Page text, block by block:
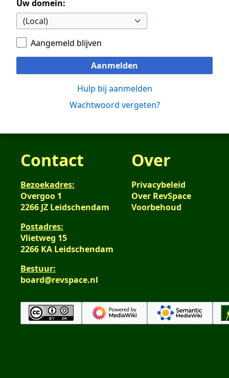
Uw domein:
Aangemeld blijven
Aanmelden
Hulp bij aanmelden
Wachtwoord vergeten?
Contact
Bezoekadres:
Overgoo 1
2266 JZ Leidschendam
Postadres:
Vlietweg 15
2266 KA Leidschendam
Bestuur:
board@revspace.nl
Over
Privacybeleid
Over RevSpace
Voorbehoud